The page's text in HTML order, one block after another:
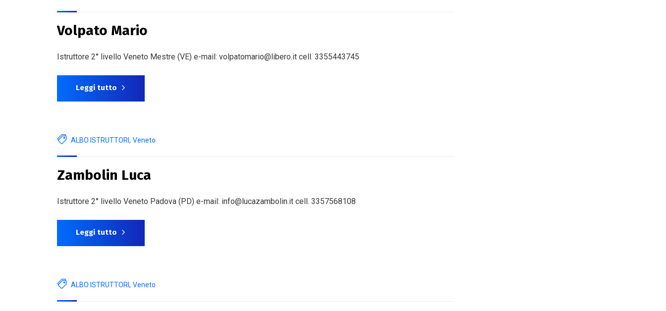
Volpato Mario
Istruttore 2° livello Veneto Mestre (VE) e-mail: volpatomario@libero.it cell. 3355443745
Leggi tutto
ALBO ISTRUTTORI, Veneto
Zambolin Luca
Istruttore 2° livello Veneto Padova (PD) e-mail: info@lucazambolin.it cell. 3357568108
Leggi tutto
ALBO ISTRUTTORI, Veneto